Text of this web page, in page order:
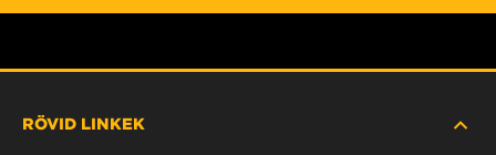
RÖVID LINKEK